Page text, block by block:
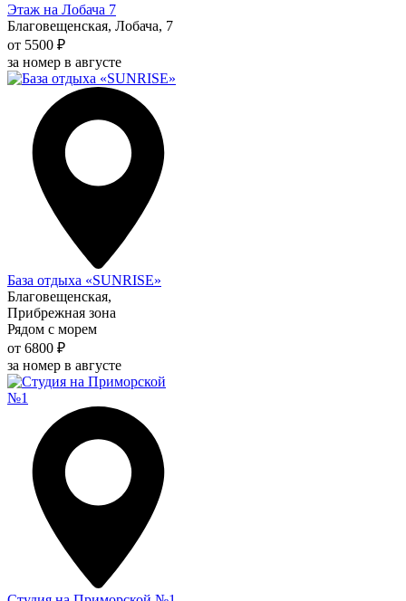
Этаж на Лобача 7
Благовещенская, Лобача, 7
от 5500 ₽
за номер в августе
База отдыха «SUNRISE»
Благовещенская,
Прибрежная зона
Рядом с морем
от 6800 ₽
за номер в августе